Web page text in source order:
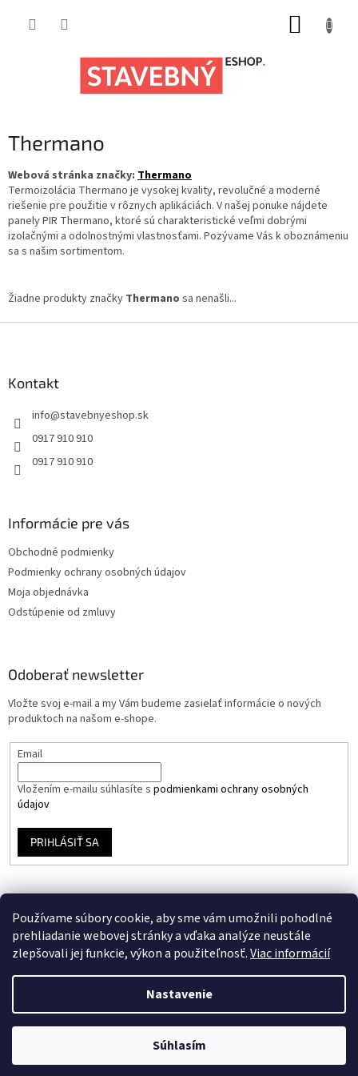
Používame súbory cookie, aby sme vám umožnili pohodlné
prehliadanie webovej stránky a vďaka analýze neustále
zlepšovali jej funkcie, výkon a použiteľnosť.Viac informácií
Nastavenie
Súhlasím
Thermano
Webová stránka značky: Thermano
Termoizolácia Thermano je vysokej kvality, revolučné a moderné
riešenie pre použitie v rôznych aplikáciách. V našej ponuke nájdete
panely PIR Thermano, ktoré sú charakteristické veľmi dobrými
izolačnými a odolnostnými vlastnosťami. Pozývame Vás k oboznámeniu
sa s našim sortimentom.
Žiadne produkty značky Thermano sa nenašli...
Kontakt
info@stavebnyeshop.sk
0917 910 910
0917 910 910
Informácie pre vás
Obchodné podmienky
Podmienky ochrany osobných údajov
Moja objednávka
Odstúpenie od zmluvy
Odoberať newsletter
Vložte svoj e-mail a my Vám budeme zasielať informácie o nových
produktoch na našom e-shope.
Email
Vložením e-mailu súhlasíte s podmienkami ochrany osobných
údajov
PRIHLÁSIŤ SA
Copyright 2026Stavebný Eshop. Všetky práva vyhradené.Upraviť
nastavenie cookies